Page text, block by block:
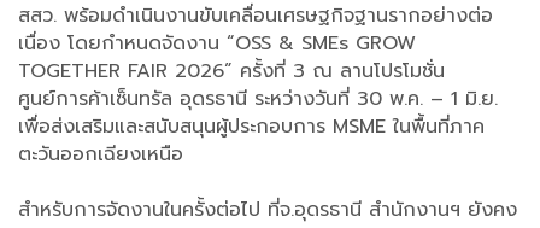
สสว. พร้อมดำเนินงานขับเคลื่อนเศรษฐกิจฐานรากอย่างต่อ
เนื่อง โดยกำหนดจัดงาน “OSS & SMEs GROW
TOGETHER FAIR 2026” ครั้งที่ 3 ณ ลานโปรโมชั่น
ศูนย์การค้าเซ็นทรัล อุดรธานี ระหว่างวันที่ 30 พ.ค. – 1 มิ.ย.
เพื่อส่งเสริมและสนับสนุนผู้ประกอบการ MSME ในพื้นที่ภาค
ตะวันออกเฉียงเหนือ
สำหรับการจัดงานในครั้งต่อไป ที่จ.อุดรธานี สำนักงานฯ ยังคง